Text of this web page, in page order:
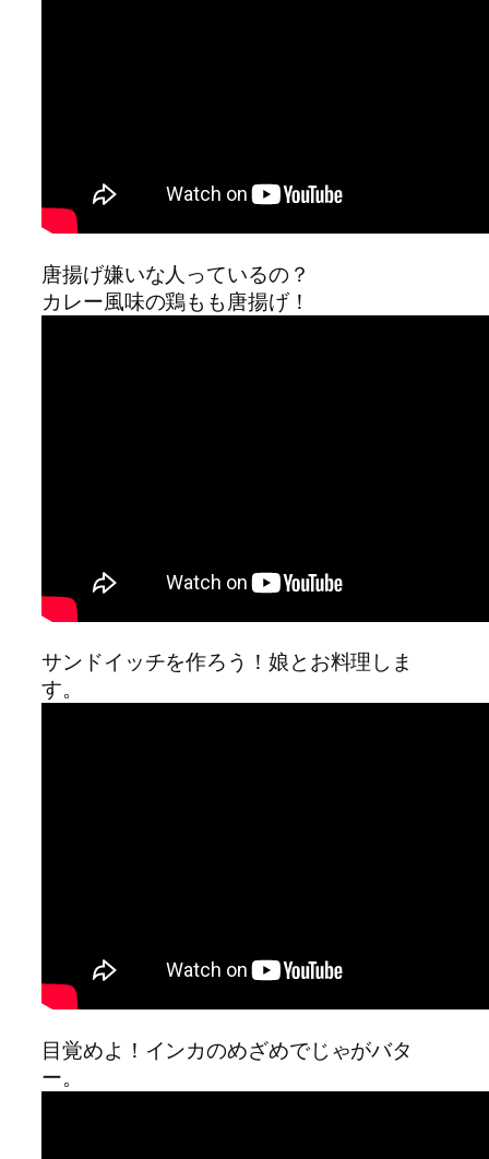
唐揚げ嫌いな人っているの？
カレー風味の鶏もも唐揚げ！
サンドイッチを作ろう！娘とお料理しま
す。
目覚めよ！インカのめざめでじゃがバタ
ー。